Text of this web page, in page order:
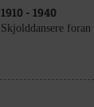
1910 - 1940
Skjolddansere